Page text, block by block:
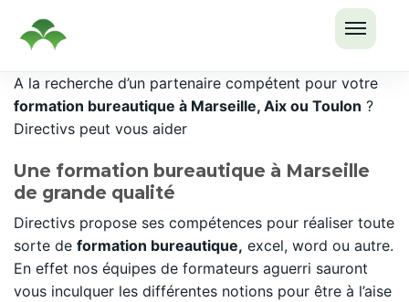
LE
Passer
au
contenu
A la recherche d’un partenaire compétent pour votre
formation bureautique à Marseille, Aix ou Toulon ?
Directivs peut vous aider
Une formation bureautique à Marseille
de grande qualité
Directivs propose ses compétences pour réaliser toute
sorte de formation bureautique, excel, word ou autre.
En effet nos équipes de formateurs aguerri sauront
vous inculquer les différentes notions pour être à l’aise